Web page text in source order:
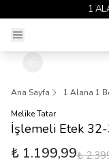
1
Ana Sayfa 1 Alana 1
Melike Tatar
İşlemeli Etek
₺ 1.199,99₺